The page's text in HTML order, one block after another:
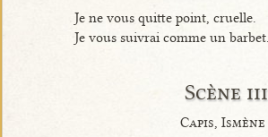
Je ne vous quitte point, cruelle.
Je vous suivrai comme un barbet.
Scène iii
Capis, Ismène